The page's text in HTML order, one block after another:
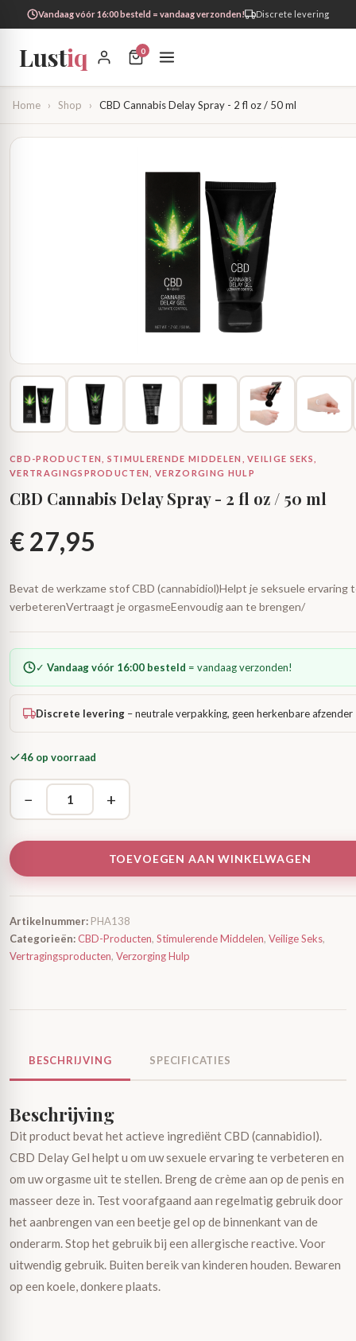
Vandaag vóór 16:00 besteld = vandaag verzonden! Discrete levering
Lustiq 0
Home › Shop › CBD Cannabis Delay Spray - 2 fl oz / 50 ml
CBD-PRODUCTEN, STIMULERENDE MIDDELEN, VEILIGE SEKS,
VERTRAGINGSPRODUCTEN, VERZORGING HULP
CBD Cannabis Delay Spray - 2 fl oz / 50 ml
€27,95
Bevat de werkzame stof CBD (cannabidiol)Helpt je seksuele ervaring
verbeterenVertraagt ​​je orgasmeEenvoudig aan te brengen/
✓ Vandaag vóór 16:00 besteld = vandaag verzonden!
Discrete levering – neutrale verpakking, geen herkenbare afzender
46 op voorraad
− +
TOEVOEGEN AAN WINKELWAGEN
Artikelnummer: PHA138
Categorieën:CBD-Producten, Stimulerende Middelen, Veilige Seks,
Vertragingsproducten, Verzorging Hulp
BESCHRIJVING SPECIFICATIES
Beschrijving
Dit product bevat het actieve ingrediënt CBD (cannabidiol).
CBD Delay Gel helpt u om uw sexuele ervaring te verbeteren en
om uw orgasme uit te stellen. Breng de crème aan op de penis en
masseer deze in. Test voorafgaand aan regelmatig gebruik door
het aanbrengen van een beetje gel op de binnenkant van de
onderarm. Stop het gebruik bij een allergische reactive. Voor
uitwendig gebruik. Buiten bereik van kinderen houden. Bewaren
op een koele, donkere plaats.